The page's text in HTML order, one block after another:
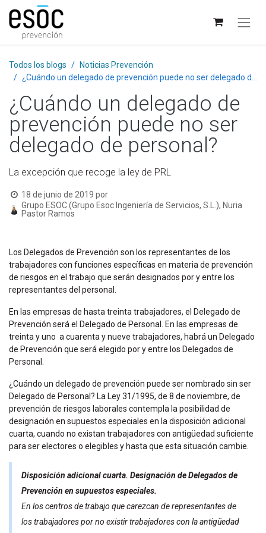
Todos los blogs
Noticias Prevención
¿Cuándo un delegado de prevención puede no ser delegado de personal?
¿Cuándo un delegado de
prevención puede no ser
delegado de personal?
La excepción que recoge la ley de PRL
18 de junio de 2019 por
Grupo ESOC (Grupo Esoc Ingeniería de Servicios, S.L.), Nuria
Pastor Ramos
Los Delegados de Prevención son los representantes de los
trabajadores con funciones específicas en materia de prevención
de riesgos en el trabajo que serán designados por y entre los
representantes del personal.
En las empresas de hasta treinta trabajadores, el Delegado de
Prevención será el Delegado de Personal. En las empresas de
treinta y uno a cuarenta y nueve trabajadores, habrá un Delegado
de Prevención que será elegido por y entre los Delegados de
Personal.
¿Cuándo un delegado de prevención puede ser nombrado sin ser
Delegado de Personal? La Ley 31/1995, de 8 de noviembre, de
prevención de riesgos laborales contempla la posibilidad de
designación en supuestos especiales en la disposición adicional
cuarta, cuando no existan trabajadores con antigüedad suficiente
para ser electores o elegibles y hasta que esta situación cambie.
Disposición adicional cuarta. Designación de Delegados de
Prevención en supuestos especiales.
En los centros de trabajo que carezcan de representantes de
los trabajadorespor no existir trabajadores con la antigüedad